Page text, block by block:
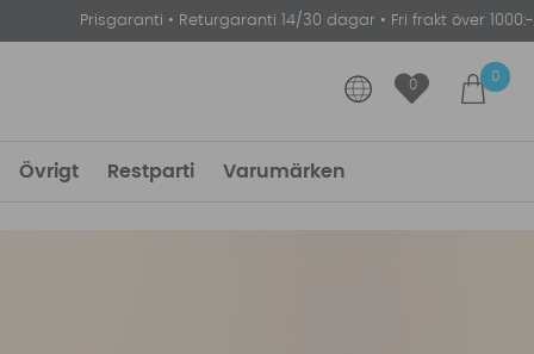
Prisgaranti • Returgaranti 14/30 dagar • Fri frakt över 1000:-
0
0
Övrigt Restparti Varumärken